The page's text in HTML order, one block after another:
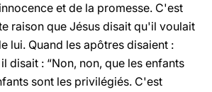
et de la promesse. C'est
raison que Jésus disait qu'il voulait
lui. Quand les apôtres disaient :
disait : “Non, non, que les enfants
sont les privilégiés. C'est